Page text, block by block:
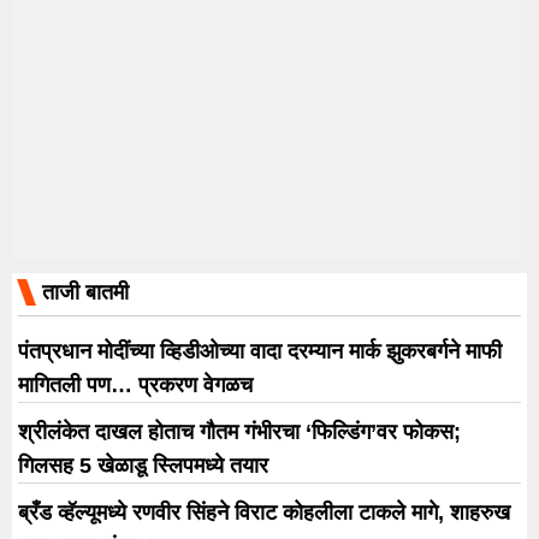
ताजी बातमी
पंतप्रधान मोदींच्या व्हिडीओच्या वादा दरम्यान मार्क झुकरबर्गने माफी
मागितली पण… प्रकरण वेगळच
श्रीलंकेत दाखल होताच गौतम गंभीरचा ‘फिल्डिंग’वर फोकस;
गिलसह 5 खेळाडू स्लिपमध्ये तयार
ब्रँड व्हॅल्यूमध्ये रणवीर सिंहने विराट कोहलीला टाकले मागे, शाहरुख